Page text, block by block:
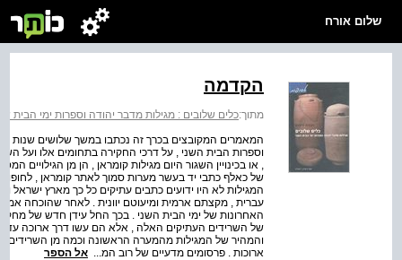
שלום אורח
הקדמה
מתוך:כלים שלובים : מגילות מדבר יהודה וספרות ימי הבית
המאמרים המקובצים בכרך זה נכתבו במשך שלושים שנות
וספרות הבית השני , על דרכי החקירה בתחומים אלו ועל
, או בכינויין השגור היום מגילות קומראן , הן מן
של כאלף כתבי יד בעשר מערות סמוך לאתר קומראן , לחופו
המגילות לא היו ידועים כתבים עתיקים כל כך מארץ
האחרונות של ימי הבית השני . בכך החל עידן חדש של
של השרידים העתיקים האלה , אלא הם עשו דרך ארוכה
והמהיר של המגילות מהמערה הראשונה וכמה מן
ארוכות . פרסומים מדעיים של רוב המ... אל הספר